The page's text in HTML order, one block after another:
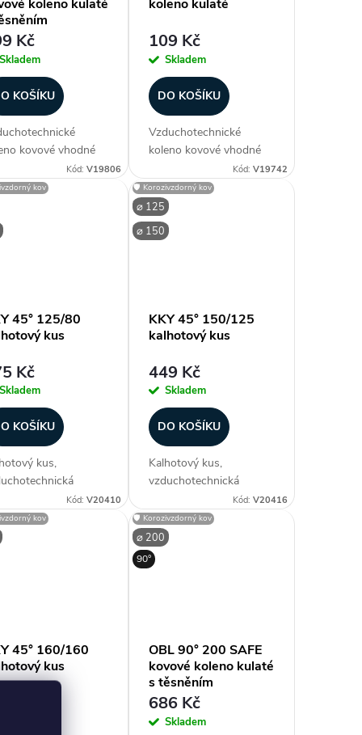
koleno kulaté
Kč
Skladem
KOŠÍKU
kovové vhodné
spiro potrubí, obvykle
200
lisované, vyšší
segmentové.
z
Kód:V19806
koleno kulaté
109 Kč
Skladem
DO KOŠÍKU
Vzduchotechnické
koleno kovové vhodné
ke spiro potrubí, obvykle
do rozměru 200
provedení lisované, vyšší
průměry segmentové.
Vyrobeno z
Kód: V19742
kov
45° 125/80
kus
Kč
Skladem
KOŠÍKU
kus,
- ⌀ 125 / ⌀ 80
(průměr), materiál
ocel, bez těsnění,
Kód:V20410
⌀ 125
⌀ 150
🛡️ Korozivzdorný kov
KKY 45° 150/125
kalhotový kus
449 Kč
Skladem
DO KOŠÍKU
Kalhotový kus,
vzduchotechnická
rozdvojka - ⌀ 150 / ⌀
125 mm (průměr),
materiál pozink. ocel, bez
těsnění, úhel rozpětí 45°,
vyšší rozpětí nohavic,
Kód: V20416
kov
45° 160/160
kus
Kč
⌀ 200
🛡️ Korozivzdorný kov
90°
OBL 90° 200 SAFE
kovové koleno kulaté
s těsněním
686 Kč
Skladem